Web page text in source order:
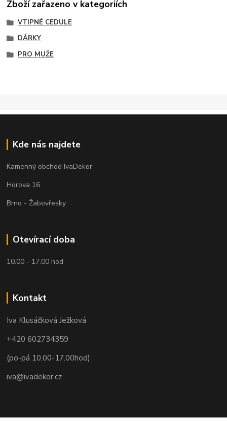
Zboží zařazeno v kategoriích
VTIPNÉ CEDULE
DÁRKY
PRO MUŽE
Kde nás najdete
Kamenný obchod IvaDekor
Horova 16
Brno - Žabovřesky
Otevírací doba
10.00 - 17.00 hod
Kontakt
Iva Klusáčková Ježková
+420 602734359
(po-pá 10.00-17.00hod)
iva@ivadekor.cz